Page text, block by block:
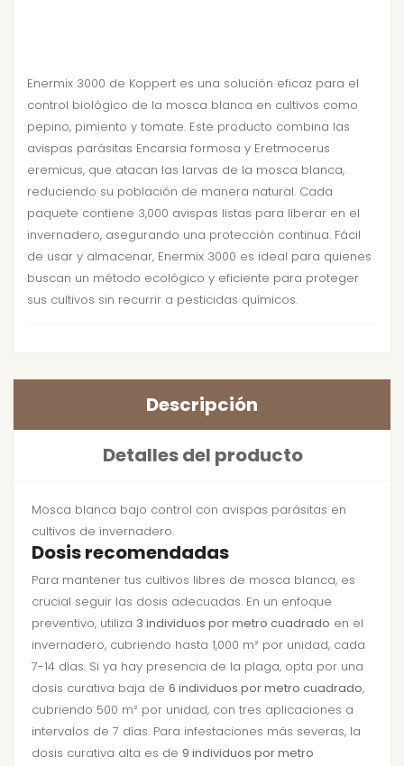
Enermix 3000 de Koppert es una solución eficaz para el
control biológico de la mosca blanca en cultivos como
pepino, pimiento y tomate. Este producto combina las
avispas parásitas Encarsia formosa y Eretmocerus
eremicus, que atacan las larvas de la mosca blanca,
reduciendo su población de manera natural. Cada
paquete contiene 3,000 avispas listas para liberar en el
invernadero, asegurando una protección continua. Fácil
de usar y almacenar, Enermix 3000 es ideal para quienes
buscan un método ecológico y eficiente para proteger
sus cultivos sin recurrir a pesticidas químicos.
Descripción
Detalles del producto
Mosca blanca bajo control con avispas parásitas en
cultivos de invernadero.
Dosis recomendadas
Para mantener tus cultivos libres de mosca blanca, es
crucial seguir las dosis adecuadas. En un enfoque
preventivo, utiliza 3 individuos por metro cuadrado en el
invernadero, cubriendo hasta 1,000 m² por unidad, cada
7-14 días. Si ya hay presencia de la plaga, opta por una
dosis curativa baja de 6 individuos por metro cuadrado,
cubriendo 500 m² por unidad, con tres aplicaciones a
intervalos de 7 días. Para infestaciones más severas, la
dosis curativa alta es de 9 individuos por metro